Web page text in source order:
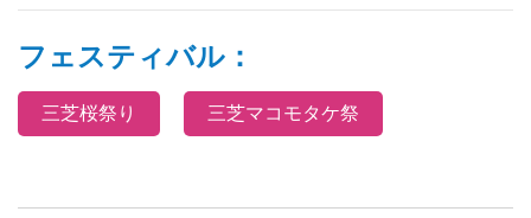
フェスティバル：
三芝桜祭り 三芝マコモタケ祭